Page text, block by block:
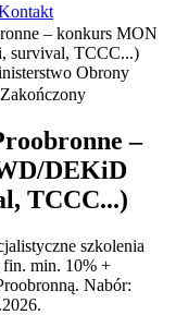
– konkurs MON
survival, TCCC...)
Obrony
Zakończony
–
DEKiD
TCCC...)
szkolenia
fin. min. 10% +
Nabór: